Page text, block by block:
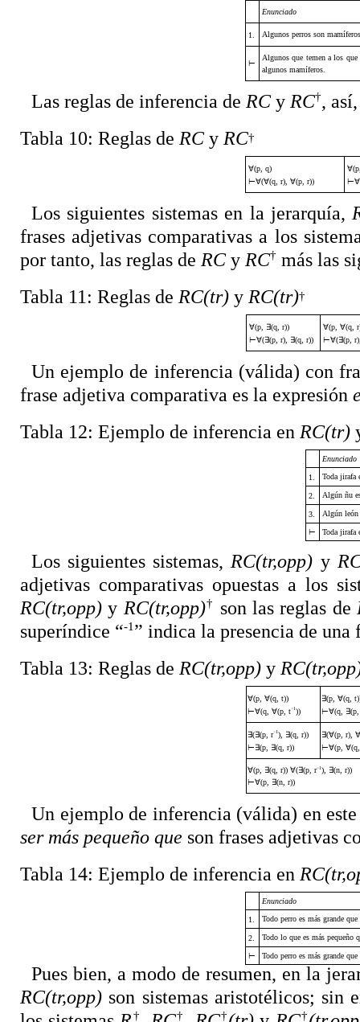
Enunciado
1. Algunos perros son
⊢
Algunos que temen a los que
algunos mamíferos.
Las reglas de inferencia de RC y RC†,
Tabla 10: Reglas de RC y RC†
∀(p, q)
⊢∀(∀(q, r), ∀(p, r))
∀
⊢∀
Los siguientes sistemas en la jerarquía,
frases adjetivas comparativas a los
por tanto, las reglas de RC y RC† más las
Tabla 11: Reglas de RC(tr) y RC(tr)†
∀(p, ∃(q, r))
⊢∀(∃(p, r), ∃(q, r))
∀(p, ∀(q,
⊢∀(∃(p,
Un ejemplo de inferencia (válida) con
frase adjetiva comparativa es la expresión
Tabla 12: Ejemplo de inferencia en RC(tr)
Enunciado
1. Toda jirafa
2. Algún ñu
3. Algún león
⊢ Toda jirafa
Los siguientes sistemas, RC(tr,opp) y
adjetivas comparativas opuestas a los
RC(tr,opp) y RC(tr,opp)† son las reglas de
superíndice “-1 ” indica la presencia de
Tabla 13: Reglas de RC(tr,opp) y
∀(p, ∀(q, t))
⊢∀(q, ∀(p, t−1))
∃(p, ∀(q,
⊢∀(q, ∃
∃(∃(p, r−1), ∃(q, r))
⊢∃(p, ∃(q, r))
∃(∀(p, r), ∀
⊢∀(p, ∀
∀(p, ∃(q, r)) ∀(∃(p, r−1), ∃(n, r))
⊢∀(p, ∃(n, r))
Un ejemplo de inferencia (válida) en
ser más pequeño que son frases adjetivas
Tabla 14: Ejemplo de inferencia en
Enunciado
1. Todo perro es más grande
2. Todo lo que es más pequeño
⊢ Todo perro es más grande
Pues bien, a modo de resumen, en la
RC(tr,opp) son sistemas aristotélicos; sin
† † † †